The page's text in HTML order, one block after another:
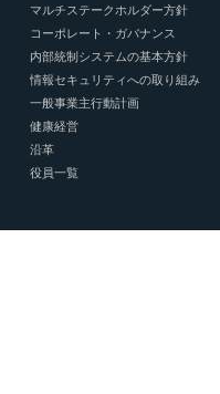
マルチステークホルダー方針
コーポレート・ガバナンス
内部統制システムの基本方針
情報セキュリティへの取り組み
一般事業主行動計画
健康経営
沿革
役員一覧